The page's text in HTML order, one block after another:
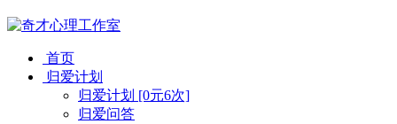
首页
归爱计划
归爱计划 [0元6次]
归爱问答